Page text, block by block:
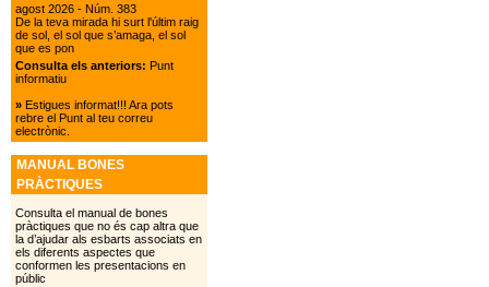
agost 2026 - Núm. 383
De la teva mirada hi surt l'últim raig
de sol, el sol que s’amaga, el sol
que es pon
Consulta els anteriors: Punt
informatiu
»Estigues informat!!! Ara pots
rebre el Punt al teu correu
electrònic.
MANUAL BONES
PRÀCTIQUES
Consulta el manual de bones
pràctiques que no és cap altra que
la d’ajudar als esbarts associats en
els diferents aspectes que
conformen les presentacions en
públic